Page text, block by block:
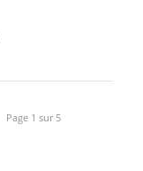
Page 1 sur 5